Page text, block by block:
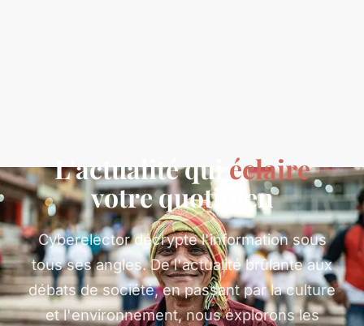
L'actualité qui éclaire
votre quotidien
Cyberelector décrypte l'information sous
tous ses angles. De l'actualité brûlante aux
débats de société, en passant par la culture
et l'environnement, nous explorons les